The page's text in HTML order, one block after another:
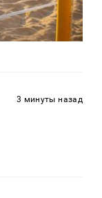
3 минуты назад